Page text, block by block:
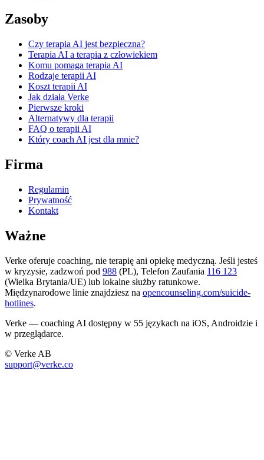
Zasoby
Czy terapia AI jest bezpieczna?
Terapia AI a terapia z człowiekiem
Komu pomaga terapia AI
Rodzaje terapii AI
Koszt terapii AI
Jak działa Verke
Pierwsze kroki
Alternatywy dla terapii
FAQ o terapii AI
Który coach AI jest dla mnie?
Firma
Regulamin
Prywatność
Kontakt
Ważne
Verke oferuje coaching, nie terapię ani opiekę medyczną. Jeśli jesteś
w kryzysie, zadzwoń pod 988 (PL), Telefon Zaufania 116 123
(Wielka Brytania/UE) lub lokalne służby ratunkowe.
Międzynarodowe linie znajdziesz na opencounseling.com/suicide-
hotlines.
Verke — coaching AI dostępny w 55 językach na iOS, Androidzie i
w przeglądarce.
© Verke AB
support@verke.co